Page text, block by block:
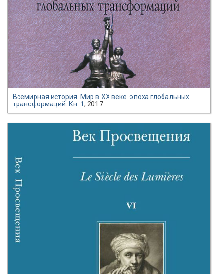
Всемирная история. Мир в XX веке: эпоха глобальных
трансформаций: Кн. 1, 2017